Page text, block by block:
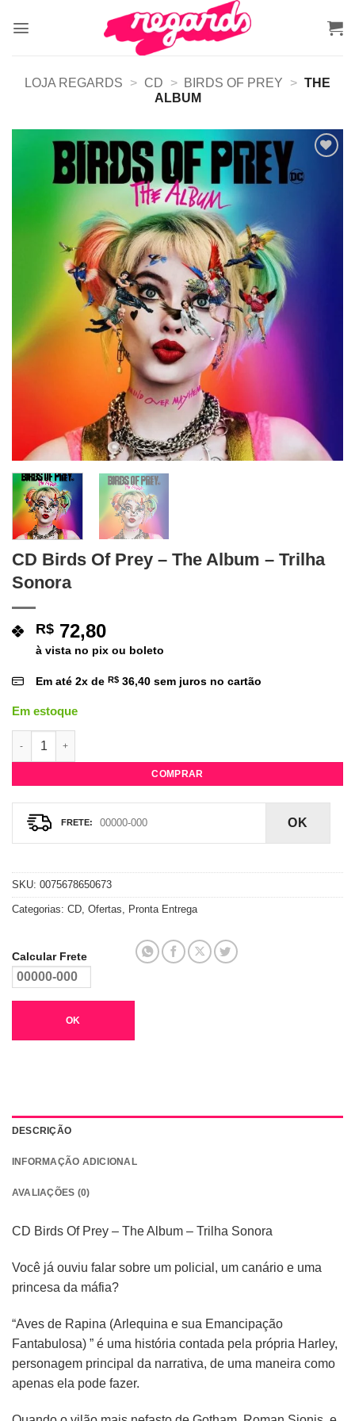
LOJA REGARDS > CD > BIRDS OF PREY > THE
ALBUM
Adicionar
a lista de
CD Birds Of Prey – The Album – Trilha
Sonora
R$ 72,80
à vista no pix ou boleto
Em até 2x de R$ 36,40 sem juros no cartão
Em estoque
CD Birds Of Prey - The Album - Trilha Sonora quantidade
COMPRAR
OK
SKU: 0075678650673
Categorias: CD Ofertas Pronta Entrega
Calcular Frete
OK
DESCRIÇÃO
INFORMAÇÃO ADICIONAL
AVALIAÇÕES (0)
CD Birds Of Prey – The Album – Trilha Sonora
Você já ouviu falar sobre um policial, um canário e uma
princesa da máfia?
“Aves de Rapina (Arlequina e sua Emancipação
Fantabulosa) ” é uma história contada pela própria Harley,
personagem principal da narrativa, de uma maneira como
apenas ela pode fazer.